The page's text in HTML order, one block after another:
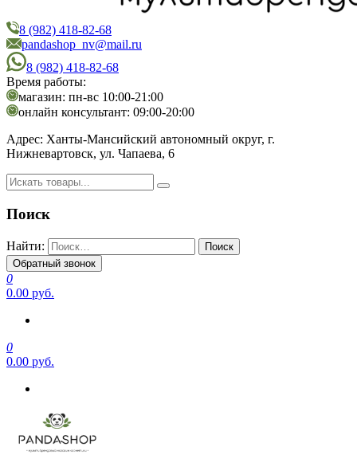
PandaShop
Интернет-магазин косметики
8 (982) 418-82-68
pandashop_nv@mail.ru
8 (982) 418-82-68
Время работы:
магазин: пн-вс 10:00-21:00
онлайн консультант: 09:00-20:00
Адрес: Ханты-Мансийский автономный округ, г.
Нижневартовск, ул. Чапаева, 6
Поиск
Найти:
Обратный звонок
0
0.00 руб.
0
0.00 руб.